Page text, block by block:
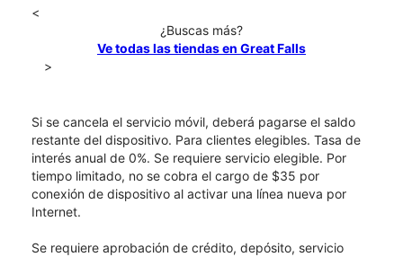
<
¿Buscas más?
Ve todas las tiendas en Great Falls
>
Si se cancela el servicio móvil, deberá pagarse el saldo
restante del dispositivo. Para clientes elegibles. Tasa de
interés anual de 0%. Se requiere servicio elegible. Por
tiempo limitado, no se cobra el cargo de $35 por
conexión de dispositivo al activar una línea nueva por
Internet.
Se requiere aprobación de crédito, depósito, servicio